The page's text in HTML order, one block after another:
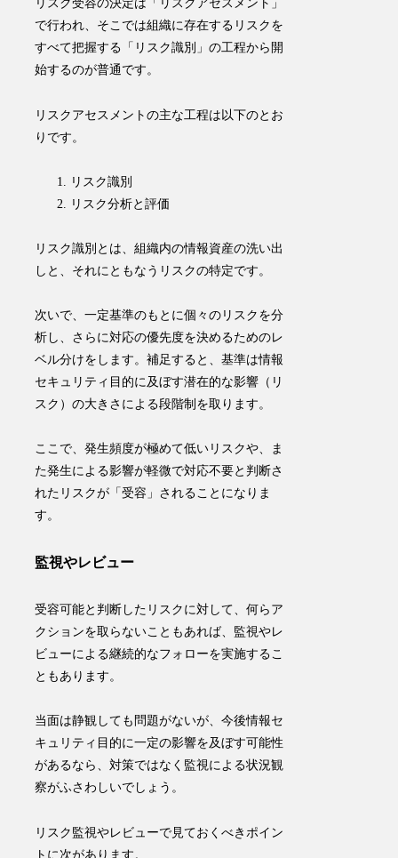
リスク受容の決定は「 リスクアセスメント 」
で行われ、そこでは組織に存在するリスクを
すべて把握する「 リスク識別 」の工程から開
始するのが普通です。
リスクアセスメントの主な工程は以下のとお
りです。
リスク識別
リスク分析と評価
リスク識別とは、組織内の情報資産の洗い出
しと、それにともなうリスクの特定です。
次いで、一定基準のもとに個々のリスクを分
析し、さらに対応の優先度を決めるためのレ
ベル分けをします。補足すると、基準は情報
セキュリティ目的に及ぼす潜在的な影響（リ
スク）の大きさによる段階制を取ります。
ここで、発生頻度が極めて低いリスクや、ま
た発生による影響が軽微で対応不要と判断さ
れたリスクが「受容」されることになりま
す。
監視やレビュー
受容可能と判断したリスクに対して、何らア
クションを取らないこともあれば、監視やレ
ビューによる継続的なフォローを実施するこ
ともあります。
当面は静観しても問題がないが、今後情報セ
キュリティ目的に一定の影響を及ぼす可能性
があるなら、対策ではなく監視による状況観
察がふさわしいでしょう。
リスク監視やレビューで見ておくべきポイン
トに次があります。